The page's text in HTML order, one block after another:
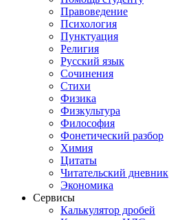
Правоведение
Психология
Пунктуация
Религия
Русский язык
Сочинения
Стихи
Физика
Физкультура
Философия
Фонетический разбор
Химия
Цитаты
Читательский дневник
Экономика
Сервисы
Калькулятор дробей